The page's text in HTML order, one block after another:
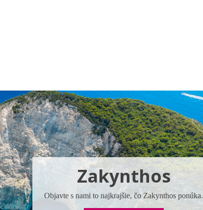
Zakynthos
Objavte s nami to najkrajšie, čo Zakynthos ponúka.